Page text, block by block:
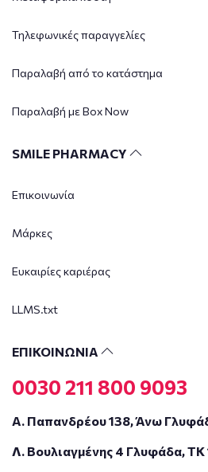
Τηλεφωνικές παραγγελίες
Παραλαβή από το κατάστημα
Παραλαβή με Box Now
SMILE PHARMACY
Επικοινωνία
Μάρκες
Ευκαιρίες καριέρας
LLMS.txt
ΕΠΙΚΟΙΝΩΝΙΑ
0030 211 800 9093
Α. Παπανδρέου 138, Άνω
Λ. Βουλιαγμένης 4 Γλυφάδα, ΤΚ